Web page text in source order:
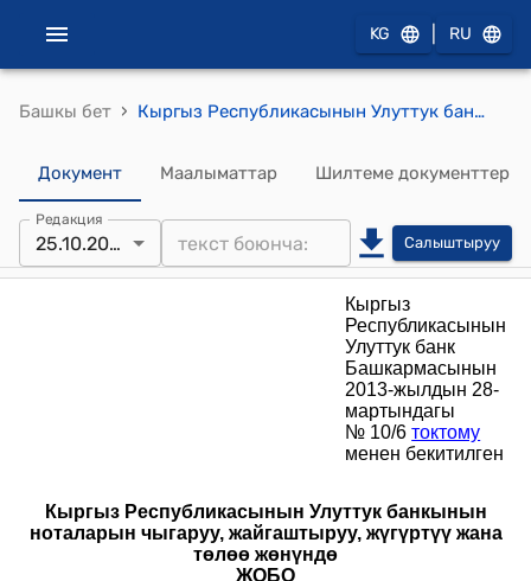
KG RU
Башкы бет › Кыргыз Республикасынын Улуттук банкынын ноталарын чыгаруу, жайгаштыруу, жүгүртүү жана төлөө жөнүндө ЖОБО (Кыргыз Республикасынын Улуттук банк Башкармасынын 2013-жылдын 28-мартындагы № 10/6 токтому менен бекитилген)
Документ Маалыматтар Шилтеме документтер
Редакция
25.10.2017 Салыштыруу